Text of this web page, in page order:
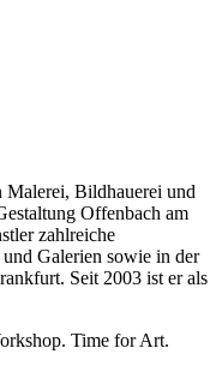
Malerei, Bildhauerei und
Offenbach am
zahlreiche
Galerien sowie in der
Seit 2003 ist er als
Time for Art.